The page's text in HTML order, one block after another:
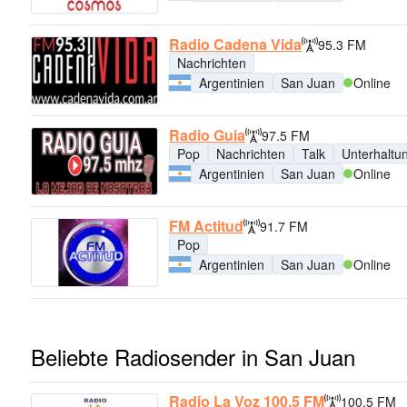
Radio Cadena Vida
95.3 FM
Nachrichten
Argentinien
San Juan Online
Radio Guia
97.5 FM
Pop
Nachrichten Talk
Argentinien
San Juan Online
FM Actitud
91.7 FM
Pop
Argentinien
San Juan Online
Beliebte Radiosender in San Juan
Radio La Voz 100.5 FM 100.5 FM